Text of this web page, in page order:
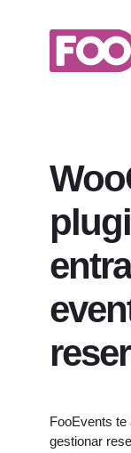
contenido
FooEvents
gestionar